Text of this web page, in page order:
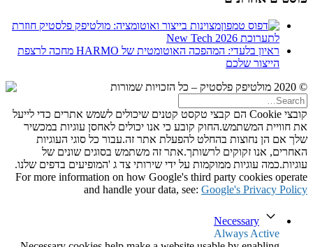
מצוינות בייצור ואוטומציה: מולטיפק פלסטיק חוזרת
לתערוכת New Tech 2026
ראיון בלעדי: המהפכה האוטומטית של HARMO מחכה לרצפת
הייצור שלכם
© 2020 מולטיפק פלסטיק – כל הזכויות שמורות
קובצי Cookie הם קבצי טקסט קטנים שיכולים לשמש אתרים כדי לייעל
את חוויית המשתמש.החוק קובע כי אנו יכולים לאחסן עוגיות במכשיר
שלך אם הן נחוצות בהחלט להפעלת אתר זה.עבור כל סוגי העוגיות
האחרים, אנו זקוקים לרשותך.אתר זה משתמש בסוגים שונים של
עוגיות.כמה עוגיות ממוקמות על ידי שירותי צד ג 'המופיעים בדפים שלנו.
For more information on how Google's third party cookies operate
and handle your data, see: Google's Privacy Policy
Necessary
Always Active